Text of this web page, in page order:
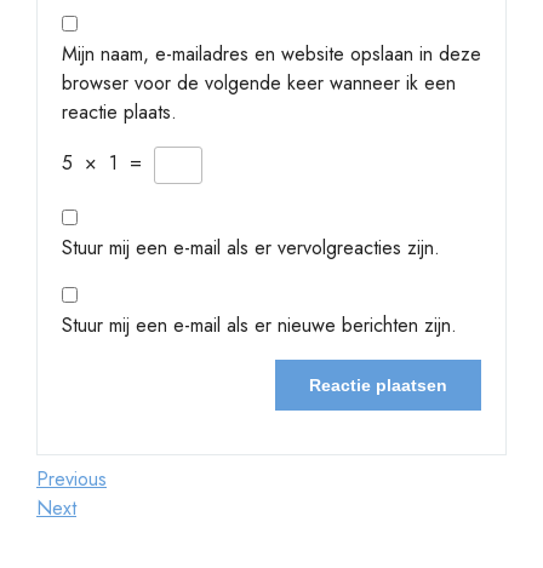
Mijn naam, e-mailadres en website opslaan in deze
browser voor de volgende keer wanneer ik een
reactie plaats.
5 × 1 =
Stuur mij een e-mail als er vervolgreacties zijn.
Stuur mij een e-mail als er nieuwe berichten zijn.
Berichtnavigatie
Previous
Post
Previous
Next
Next